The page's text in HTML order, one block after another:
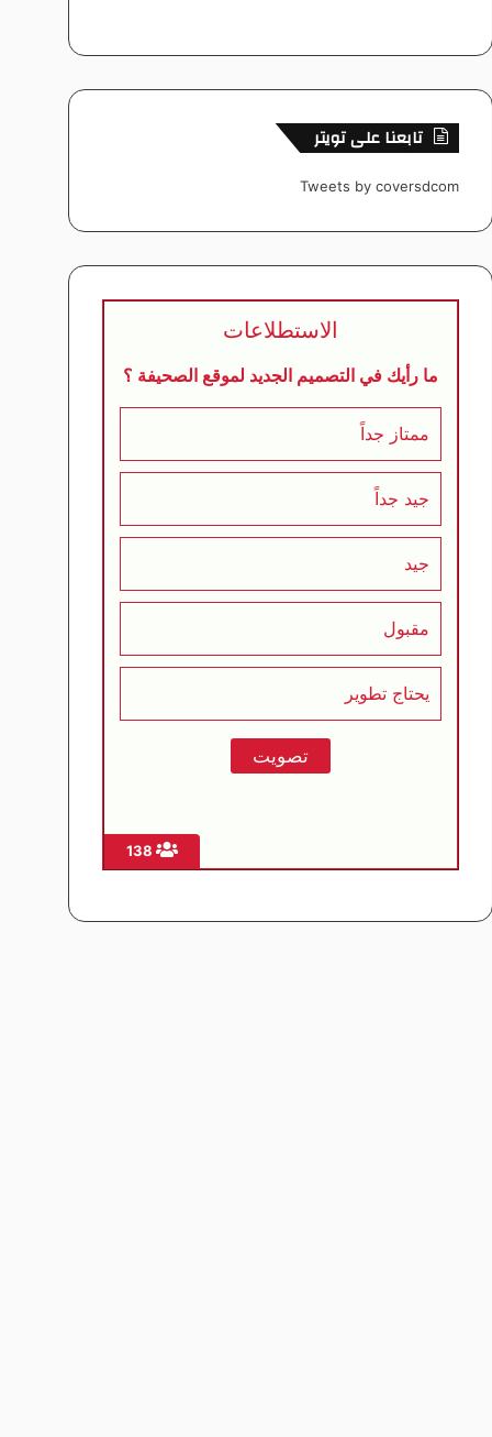
تابعنا على تويتر
Tweets by coversdcom
الاستطلاعات
ما رأيك في التصميم الجديد لموقع الصحيفة ؟
ممتاز جداً
جيد جداً
جيد
مقبول
يحتاج تطوير